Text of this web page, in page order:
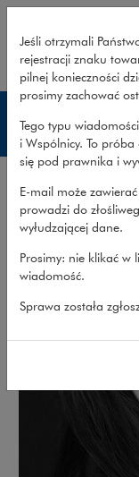
Sylwia
Jeśli otrzymali
rejestracji znaku
pilnej konieczności
prosimy zachować
Tego typu
i Wspólnicy. To
się pod prawnika i
E-mail może
prowadzi do
wyłudzającej dane.
Prosimy: nie klikać w
wiadomość.
Sprawa została